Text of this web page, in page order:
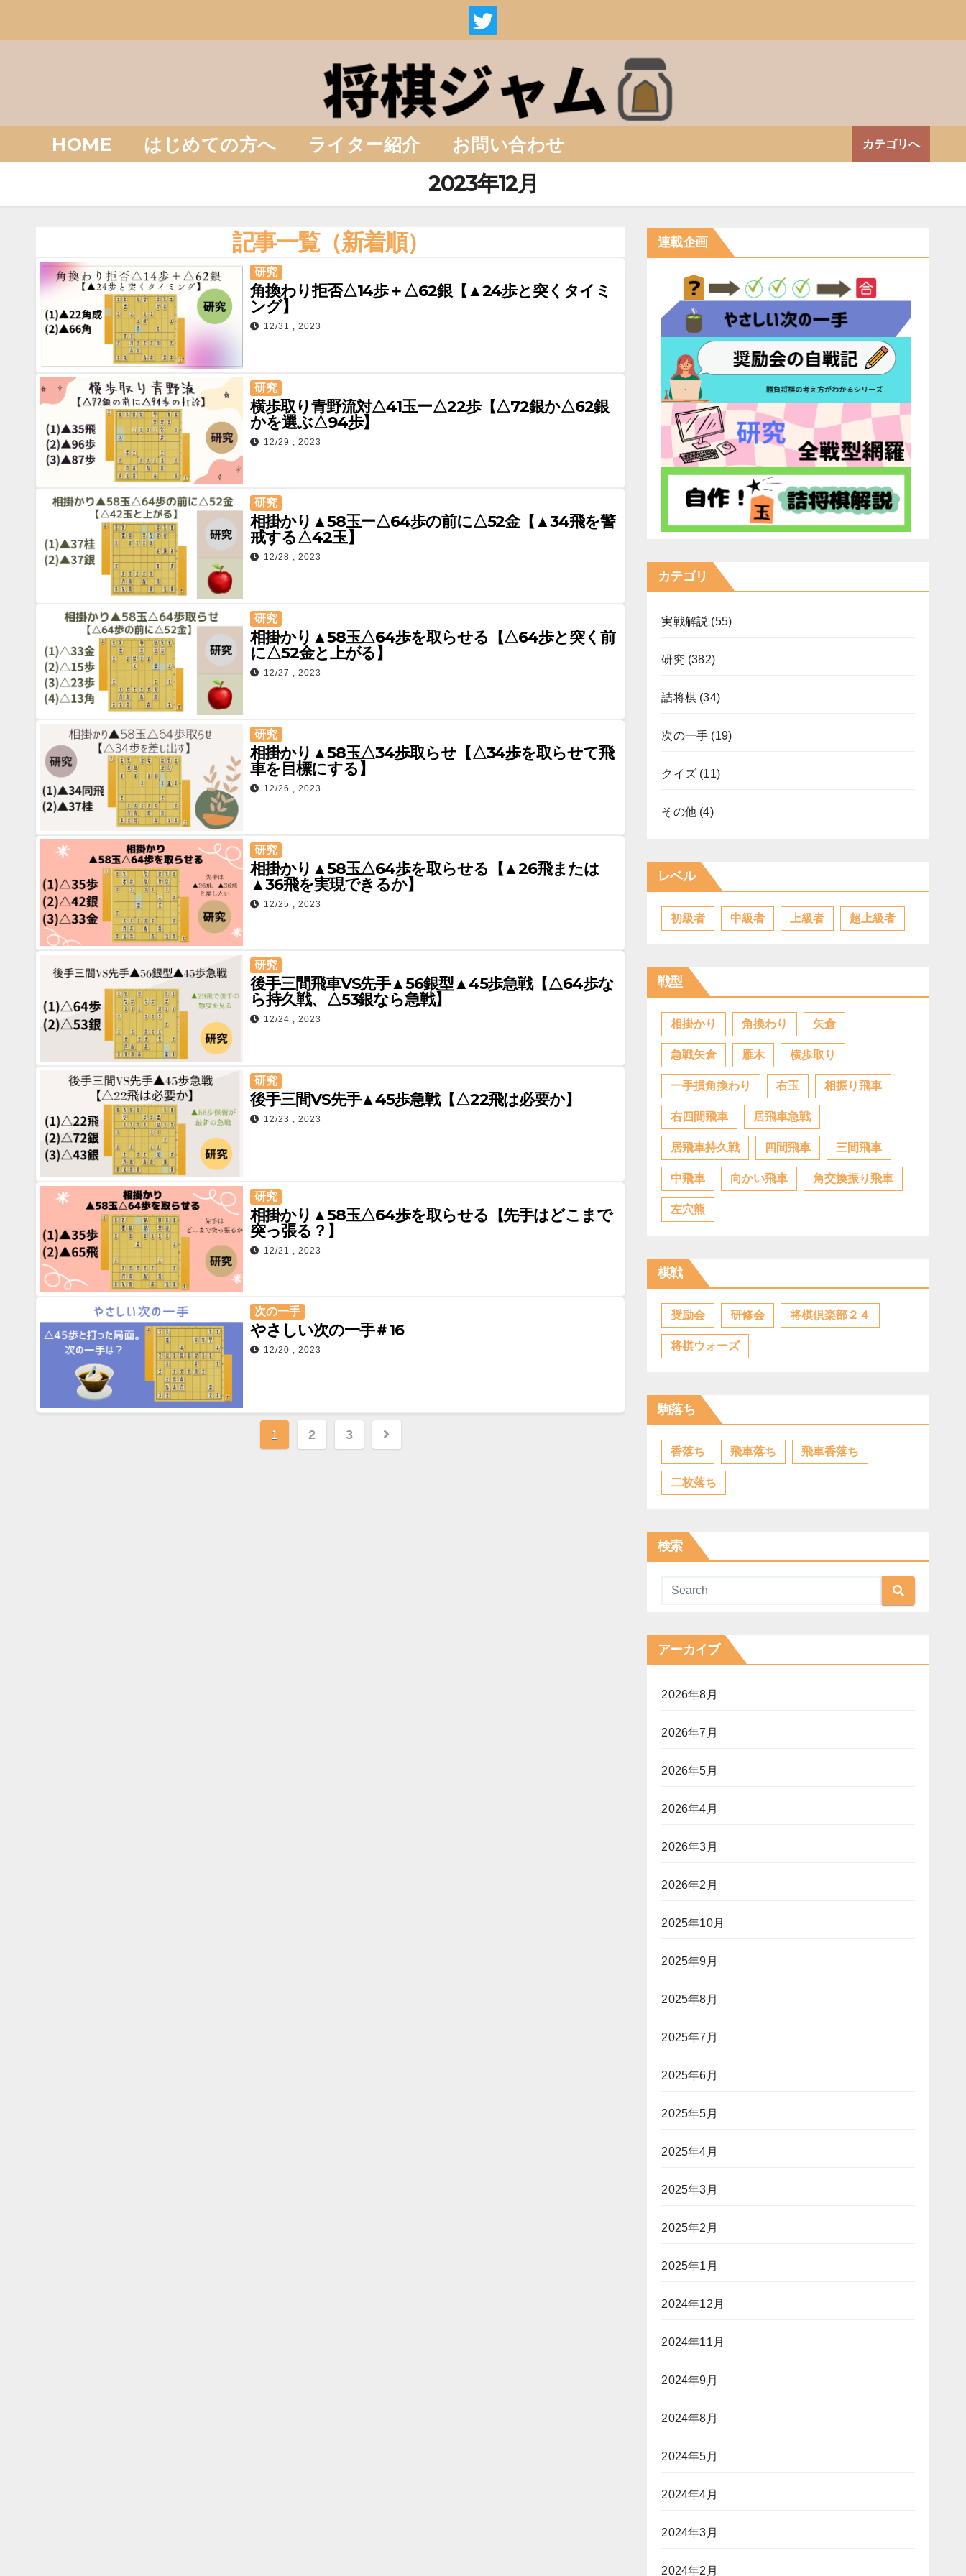
HOME はじめての方へ ライター紹介 お問い合わせ カテゴリへ
2023年12月
記事一覧（新着順）
研究
角換わり拒否△14歩＋△62銀【▲24歩と突くタイミ
ング】
12/31 , 2023
研究
横歩取り青野流対△41玉ー△22歩【△72銀か△62銀
かを選ぶ△94歩】
12/29 , 2023
研究
相掛かり▲58玉ー△64歩の前に△52金【▲34飛を警
戒する△42玉】
12/28 , 2023
研究
相掛かり▲58玉△64歩を取らせる【△64歩と突く前
に△52金と上がる】
12/27 , 2023
研究
相掛かり▲58玉△34歩取らせ【△34歩を取らせて飛
車を目標にする】
12/26 , 2023
研究
相掛かり▲58玉△64歩を取らせる【▲26飛または
▲36飛を実現できるか】
12/25 , 2023
研究
後手三間飛車VS先手▲56銀型▲45歩急戦【△64歩な
ら持久戦、△53銀なら急戦】
12/24 , 2023
研究
後手三間VS先手▲45歩急戦【△22飛は必要か】
12/23 , 2023
研究
相掛かり▲58玉△64歩を取らせる【先手はどこまで
突っ張る？】
12/21 , 2023
次の一手
やさしい次の一手＃16
12/20 , 2023
投
1 2 3
連載企画
カテゴリ
実戦解説 (55)
研究 (382)
詰将棋(34)
次の一手 (19)
クイズ(11)
その他(4)
レベル
初級者 中級者 上級者 超上級者
戦型
相掛かり 角換わり 矢倉
急戦矢倉 雁木 横歩取り
一手損角換わり 右玉 相振り飛車
右四間飛車 居飛車急戦
居飛車持久戦 四間飛車 三間飛車
中飛車 向かい飛車 角交換振り飛車
左穴熊
棋戦
奨励会 研修会 将棋倶楽部２４
将棋ウォーズ
駒落ち
香落ち 飛車落ち 飛車香落ち
二枚落ち
検索
アーカイブ
2026年8月
2026年7月
2026年5月
2026年4月
2026年3月
2026年2月
2025年10月
2025年9月
2025年8月
2025年7月
2025年6月
2025年5月
2025年4月
2025年3月
2025年2月
2025年1月
2024年12月
2024年11月
2024年9月
2024年8月
2024年5月
2024年4月
2024年3月
2024年2月